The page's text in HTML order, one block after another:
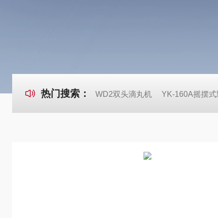
热门搜索： WD2双头滴丸机 YK-160A摇摆